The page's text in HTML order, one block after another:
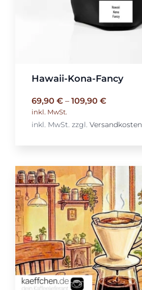
Hawaii-Kona-Fancy
69,90 €– 109,90 €
inkl. MwSt.
inkl. MwSt. zzgl. Versandkosten